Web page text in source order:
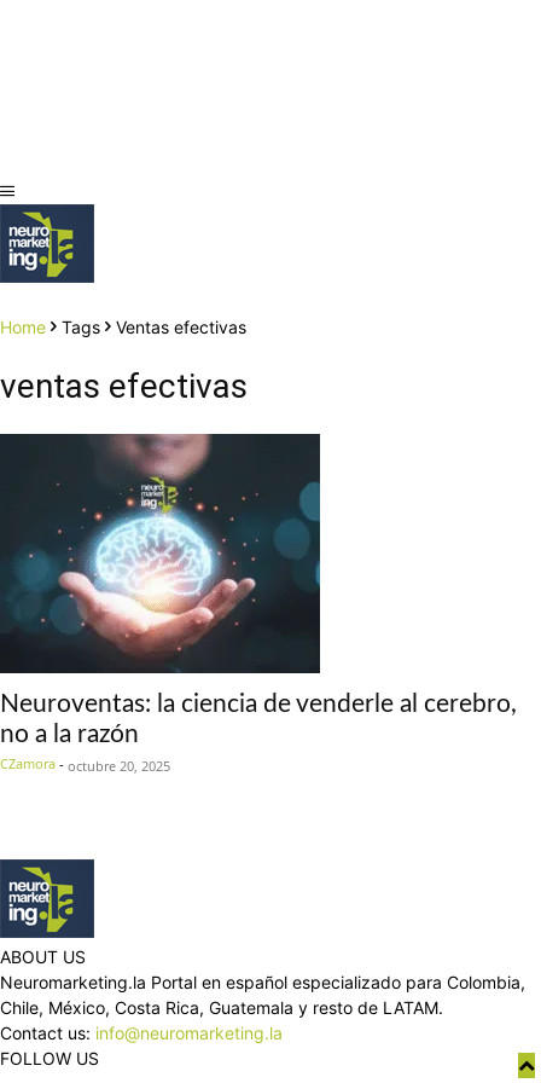
Home Tags Ventas efectivas
ventas efectivas
Neuroventas: la ciencia de venderle al cerebro,
no a la razón
CZamora - octubre 20, 2025
ABOUT US
Neuromarketing.la Portal en español especializado para Colombia,
Chile, México, Costa Rica, Guatemala y resto de LATAM.
Contact us: info@neuromarketing.la
FOLLOW US